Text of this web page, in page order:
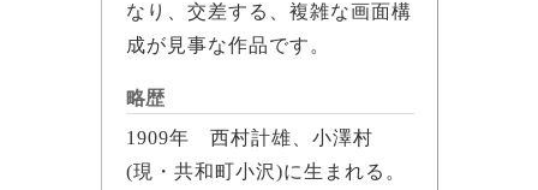
なり、交差する、複雑な画面構
成が見事な作品です。
略歴
1909年 西村計雄、小澤村
(現・共和町小沢)に生まれる。